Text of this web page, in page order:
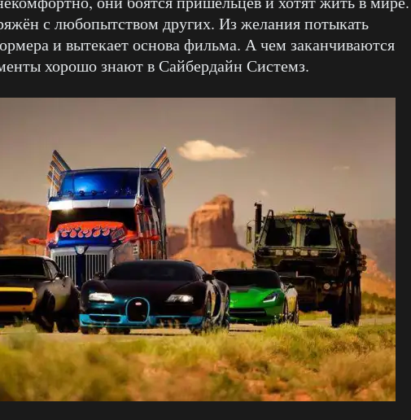
с любопытством других. Из желания потыкать
и вытекает основа фильма. А чем заканчиваются
хорошо знают в Сайбердайн Системз.